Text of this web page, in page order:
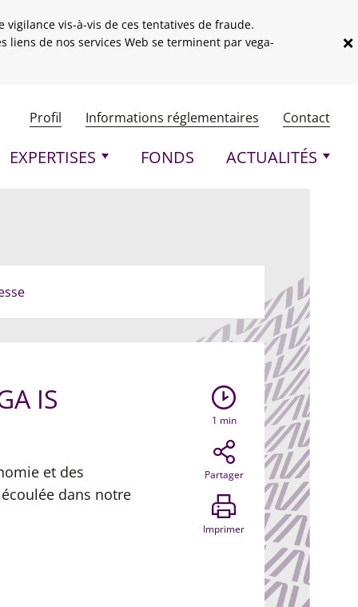
vis-à-vis de ces tentatives de fraude.
liens de nos services Web se terminent par vega-
×
Profil Menu header
Informations réglementaires Contact
EXPERTISES FONDS ACTUALITÉS
IS
et des
dans notre
1 min
Partager
Imprimer